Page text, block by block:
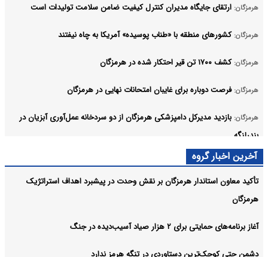
هرمزگان: ارتقای جایگاه مدیران کنترل کیفیت ضامن سلامت تولیدات است
هرمزگان: کشورهای منطقه با «طناب پوسیده» آمریکا به چاه نیفتند
هرمزگان: کشف ۱۷۰۰ تن قیر احتکار شده در هرمزگان
هرمزگان: فرصت دوباره برای غایبان امتحانات نهایی در هرمزگان
هرمزگان: بازدید مدیرکل دامپزشکی هرمزگان از دو سردخانه عمل‌آوری آبزیان در
بندرلنگه
آخرین اخبار گروه
تأکید معاون استاندار هرمزگان بر نقش وحدت در پیشبرد اهداف استراتژیک
هرمزگان
آغاز برنامه‌های حمایتی برای ۲ هزار صیاد آسیب‌دیده در جنگ
دشمن حتی کوچک‌ترین دستاوردی در تنگه هرمز ندارد